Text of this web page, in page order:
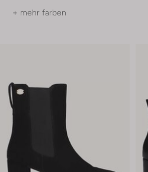
+ mehr farben